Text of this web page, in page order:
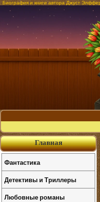
Биография и книги автора Джуст
Главная
Фантастика
Детективы и Триллеры
Любовные романы